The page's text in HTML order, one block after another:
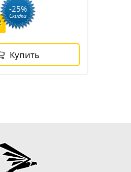
-25%
Скидка
Купить